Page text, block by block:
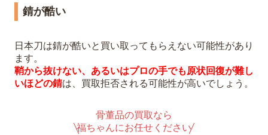
錆が酷い
日本刀は錆が酷いと買い取ってもらえない可能性があり
ます。
鞘から抜けない、あるいはプロの手でも原状回復が難し
いほどの錆は、買取拒否される可能性が高いでしょう。
骨董品の買取なら
福ちゃんにお任せください